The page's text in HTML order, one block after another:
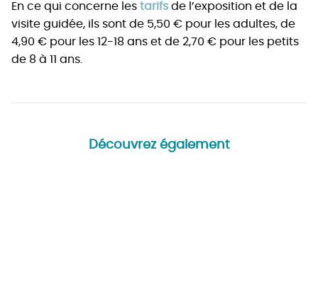
En ce qui concerne les tarifs de l’exposition et de la
visite guidée, ils sont de 5,50 € pour les adultes, de
4,90 € pour les 12-18 ans et de 2,70 € pour les petits
de 8 à 11 ans.
Découvrez également